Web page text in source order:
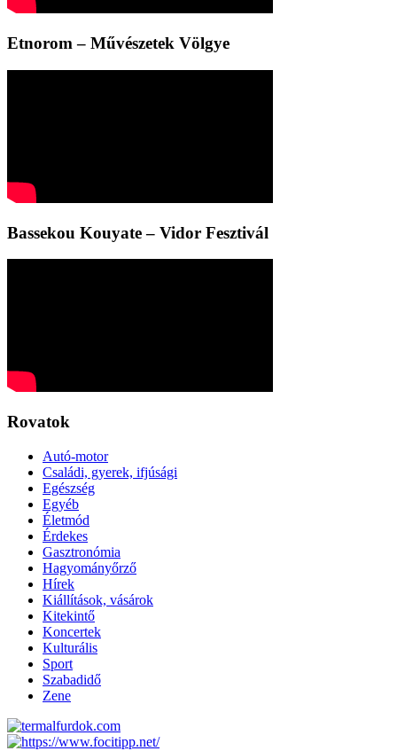
Etnorom – Művészetek Völgye
Bassekou Kouyate – Vidor Fesztivál
Rovatok
Autó-motor
Családi, gyerek, ifjúsági
Egészség
Egyéb
Életmód
Érdekes
Gasztronómia
Hagyományőrző
Hírek
Kiállítások, vásárok
Kitekintő
Koncertek
Kulturális
Sport
Szabadidő
Zene